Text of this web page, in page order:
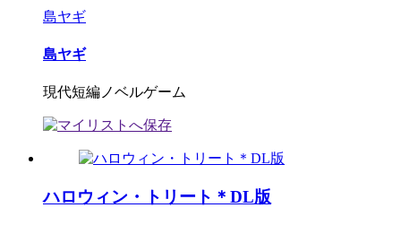
島ヤギ
島ヤギ
現代短編ノベルゲーム
ハロウィン・トリート＊DL版